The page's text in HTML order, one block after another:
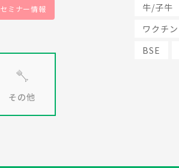
セミナー情報
その他
牛/子牛
ワクチン
BSE